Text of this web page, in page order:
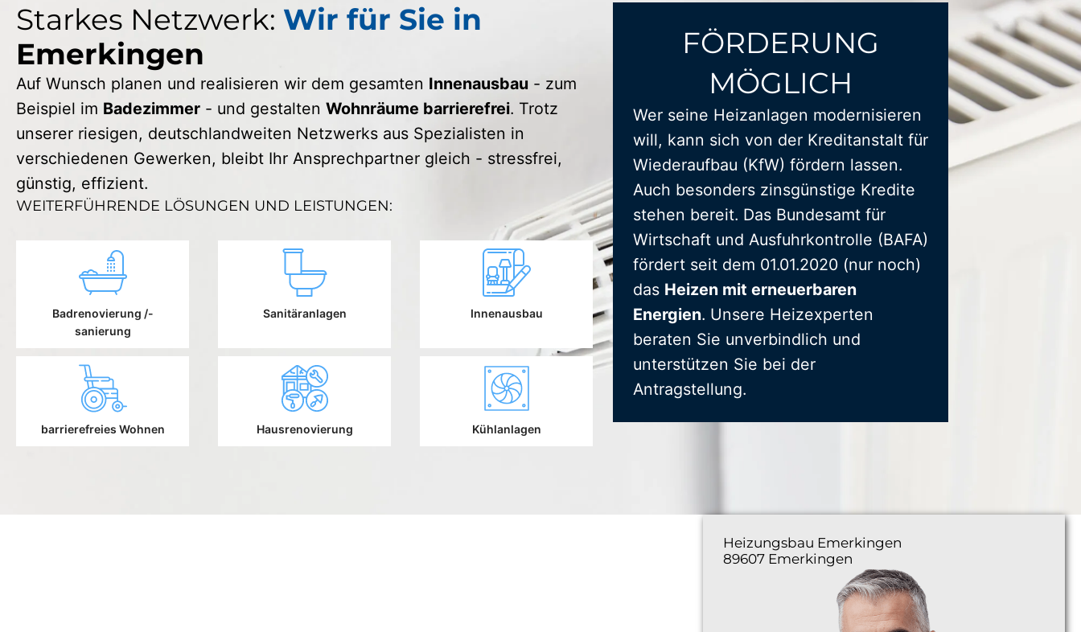
Starkes Netzwerk: Wir für Sie in
Emerkingen
Auf Wunsch planen und realisieren wir dem gesamten Innenausbau - zum
Beispiel im Badezimmer - und gestalten Wohnräume barrierefrei. Trotz
unserer riesigen, deutschlandweiten Netzwerks aus Spezialisten in
verschiedenen Gewerken, bleibt Ihr Ansprechpartner gleich - stressfrei,
günstig, effizient.
WEITERFÜHRENDE LÖSUNGEN UND LEISTUNGEN:
Badrenovierung /-
sanierung
Sanitäranlagen Innenausbau
barrierefreies Wohnen Hausrenovierung Kühlanlagen
FÖRDERUNG
MÖGLICH
Wer seine Heizanlagen modernisieren
will, kann sich von der Kreditanstalt für
Wiederaufbau (KfW) fördern lassen.
Auch besonders zinsgünstige Kredite
stehen bereit. Das Bundesamt für
Wirtschaft und Ausfuhrkontrolle (BAFA)
fördert seit dem 01.01.2020 (nur noch)
das Heizen mit erneuerbaren
Energien. Unsere Heizexperten
beraten Sie unverbindlich und
unterstützen Sie bei der
Antragstellung.
Heizungsbau Emerkingen
89607 Emerkingen